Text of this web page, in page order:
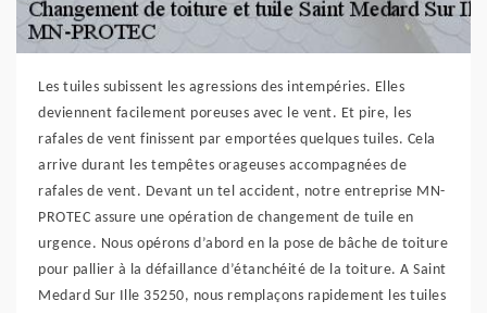
Les tuiles subissent les agressions des intempéries. Elles
deviennent facilement poreuses avec le vent. Et pire, les
rafales de vent finissent par emportées quelques tuiles. Cela
arrive durant les tempêtes orageuses accompagnées de
rafales de vent. Devant un tel accident, notre entreprise MN-
PROTEC assure une opération de changement de tuile en
urgence. Nous opérons d’abord en la pose de bâche de toiture
pour pallier à la défaillance d’étanchéité de la toiture. A Saint
Medard Sur Ille 35250, nous remplaçons rapidement les tuiles